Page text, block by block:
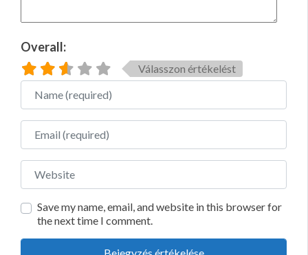
Overall:
Válasszon értékelést
Name
Email
Website
Save my name, email, and website in this browser for
the next time I comment.